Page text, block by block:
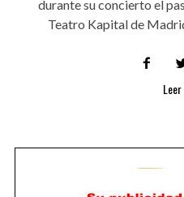
durante su concierto el
Teatro Kapital de